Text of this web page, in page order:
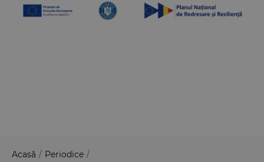
Acasă / Periodice /